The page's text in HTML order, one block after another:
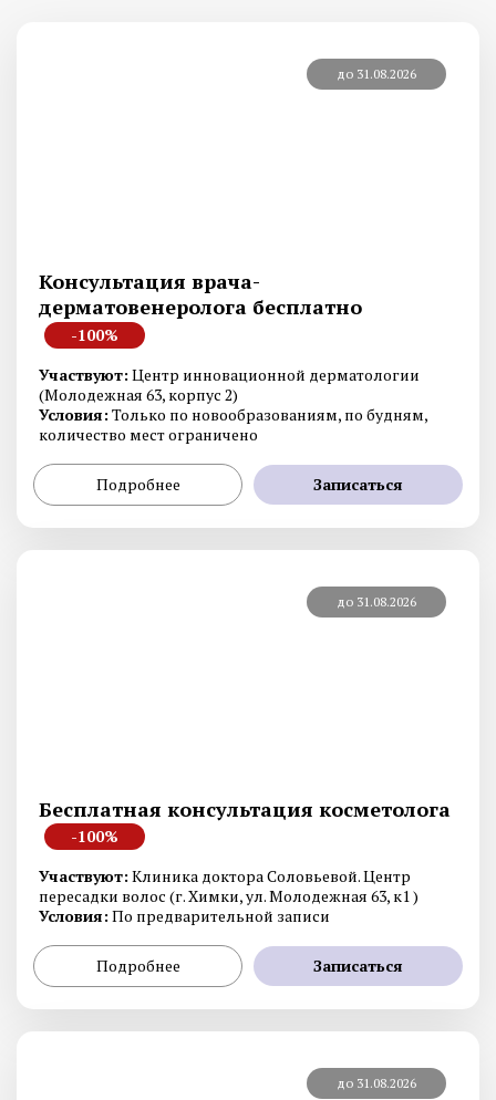
до 31.08.2026
Консультация врача-
дерматовенеролога бесплатно
-100%
Участвуют: Центр инновационной дерматологии
(Молодежная 63, корпус 2)
Условия: Только по новообразованиям, по будням,
количество мест ограничено
Подробнее Записаться
до 31.08.2026
Бесплатная консультация косметолога
-100%
Участвуют: Клиника доктора Соловьевой. Центр
пересадки волос (г. Химки, ул. Молодежная 63, к1 )
Условия: По предварительной записи
Подробнее Записаться
до 31.08.2026